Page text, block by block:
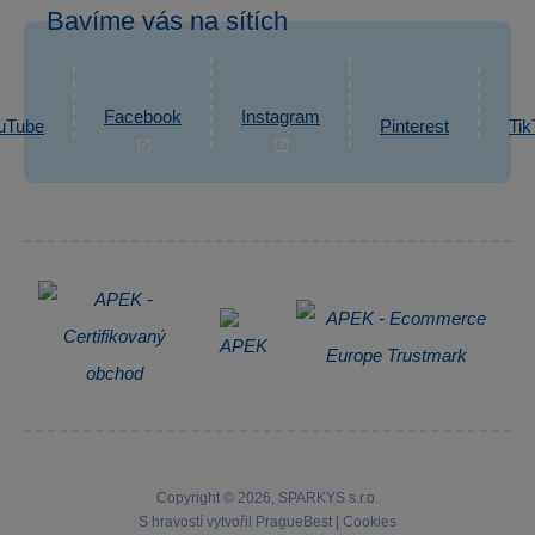
Reklamace
Informace o zpracování osobních údajů
eshop@sparkys.cz
Napsat zprávu
Bavíme vás na sítích
Facebook Instagram Pinterest
Copyright © 2026, SPARKYS s.r.o.
S hravostí vytvořil
PragueBest Cookies